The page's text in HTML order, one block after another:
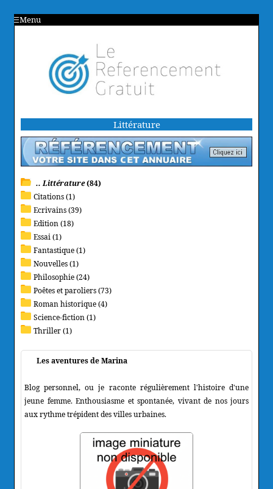
Menu
Littérature
.. Littérature(84)
Citations (1)
Ecrivains (39)
Edition (18)
Essai (1)
Fantastique (1)
Nouvelles (1)
Philosophie (24)
Poêtes et paroliers (73)
Roman historique (4)
Science-fiction (1)
Thriller (1)
Les aventures de Marina
Blog personnel, ou je raconte régulièrement l'histoire d'une
jeune femme. Enthousiasme et spontanée, vivant de nos jours
aux rythme trépident des villes urbaines.